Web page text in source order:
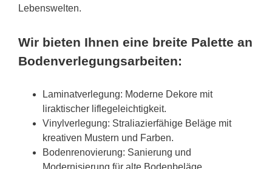
Lebenswelten.
Wir bieten Ihnen eine breite Palette an
Bodenverlegungsarbeiten:
Laminatverlegung: Moderne Dekore mit
liraktischer liflegeleichtigkeit.
Vinylverlegung: Straliazierfähige Beläge mit
kreativen Mustern und Farben.
Bodenrenovierung: Sanierung und
Modernisierung für alte Bodenbeläge.